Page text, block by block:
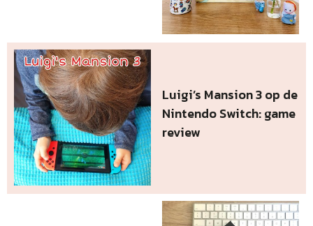
Luigi’s Mansion 3 op de
Nintendo Switch: game
review